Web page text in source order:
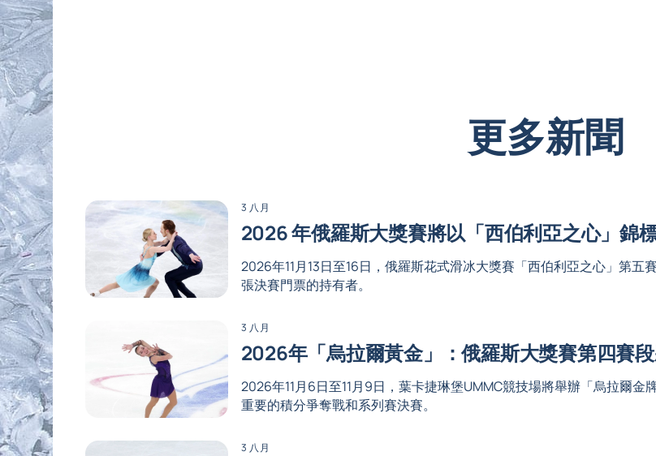
更多新聞
3 八月
2026 年俄羅斯大獎賽將以「西伯利亞之心」錦
2026年11月13日至16日，俄羅斯花式滑冰大獎賽「西伯利亞之心」第
張決賽門票的持有者。
3 八月
2026年「烏拉爾黃金」：俄羅斯大獎賽第四賽
2026年11月6日至11月9日，葉卡捷琳堡UMMC競技場將舉辦「烏拉爾
重要的積分爭奪戰和系列賽決賽。
3 八月